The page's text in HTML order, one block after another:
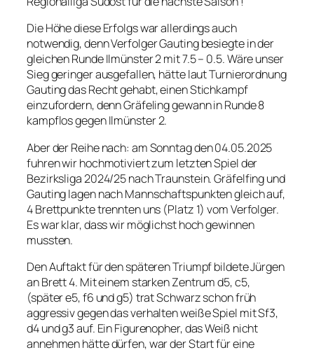
Die Höhe diese Erfolgs war allerdings auch
notwendig, denn Verfolger Gauting besiegte in der
gleichen Runde Ilmünster 2 mit 7.5 – 0.5. Wäre unser
Sieg geringer ausgefallen, hätte laut Turnierordnung
Gauting das Recht gehabt, einen Stichkampf
einzufordern, denn Gräfeling gewann in Runde 8
kampflosgegen Ilmünster 2.
Aber der Reihe nach: am Sonntag den 04.05.2025
fuhren wir hochmotiviert zum letzten Spiel der
Bezirksliga 2024/25 nach Traunstein. Gräfelfing und
Gauting lagen nach Mannschaftspunkten gleich auf,
4 Brettpunkte trennten uns (Platz 1) vom Verfolger.
Es war klar, dass wir möglichst hoch gewinnen
mussten.
Den Auftakt für den späteren Triumpf bildete Jürgen
an Brett 4. Mit einem starken Zentrum d5, c5,
(später e5, f6 und g5) trat Schwarz schon früh
aggressiv gegen das verhalten weiße Spiel mit Sf3,
d4 und g3 auf. Ein Figurenopher, das Weiß nicht
annehmen hätte dürfen, war der Start für eine